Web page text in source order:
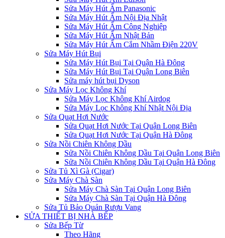
Sửa Máy Hút Ẩm Panasonic
Sửa Máy Hút Ẩm Nội Địa Nhật
Sửa Máy Hút Ẩm Công Nghiệp
Sửa Máy Hút Ẩm Nhật Bản
Sửa Máy Hút Ẩm Cắm Nhầm Điện 220V
Sửa Máy Hút Bụi
Sửa Máy Hút Bụi Tại Quận Hà Đông
Sửa Máy Hút Bụi Tại Quận Long Biên
Sửa máy hút bụi Dyson
Sửa Máy Lọc Không Khí
Sửa Máy Lọc Không Khí Airdog
Sửa Máy Lọc Không Khí Nhật Nội Địa
Sửa Quạt Hơi Nước
Sửa Quạt Hơi Nước Tại Quận Long Biên
Sửa Quạt Hơi Nước Tại Quận Hà Đông
Sửa Nồi Chiên Không Dầu
Sửa Nồi Chiên Không Dầu Tại Quận Long Biên
Sửa Nồi Chiên Không Dầu Tại Quận Hà Đông
Sửa Tủ Xì Gà (Cigar)
Sửa Máy Chà Sàn
Sửa Máy Chà Sàn Tại Quận Long Biên
Sửa Máy Chà Sàn Tại Quận Hà Đông
Sửa Tủ Bảo Quản Rượu Vang
SỬA THIẾT BỊ NHÀ BẾP
Sửa Bếp Từ
Theo Hãng